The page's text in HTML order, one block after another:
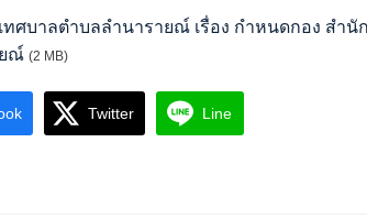
ทศบาลตำบลลำนารายณ์ เรื่อง กำหนดกอง สำ
ณ์ (2 MB)
Twitter Line